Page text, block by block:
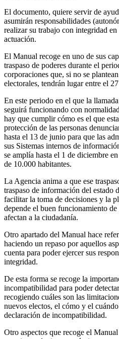
El documento, quiere servir de
asumirán responsabilidades
realizar su trabajo con integridad
actuación.
El Manual recoge en uno de sus
traspaso de poderes durante el
corporaciones que, si no se
electorales, tendrán lugar entre el
En este periodo en el que la
seguirá funcionando con
hay que cumplir cómo es el que
protección de las personas
hasta el 13 de junio para que las
sus Sistemas internos de
se amplía hasta el 1 de diciembre
de 10.000 habitantes.
La Agencia anima a que ese
traspaso de información del estado
facilitar la toma de decisiones y la
depende el buen funcionamiento
afectan a la ciudadanía.
Otro apartado del Manual hace
haciendo un repaso por aquellos
cuenta para poder ejercer sus
integridad.
De esta forma se recoge la
incompatibilidad para poder
recogiendo cuáles son las
nuevos electos, el cómo y el
declaración de incompatibilidad.
Otro aspectos que recoge el